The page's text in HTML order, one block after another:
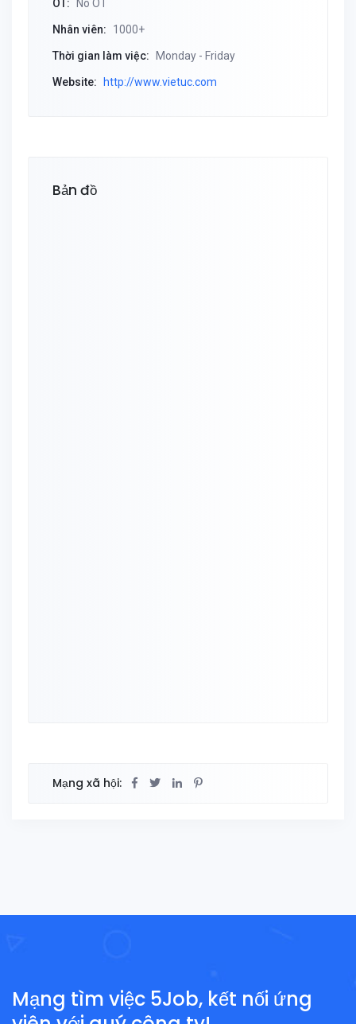
OT: No OT
Nhân viên: 1000+
Thời gian làm việc: Monday - Friday
Website: http://www.vietuc.com
Bản đồ
Mạng xã hội:
Mạng tìm việc 5Job, kết nối ứng